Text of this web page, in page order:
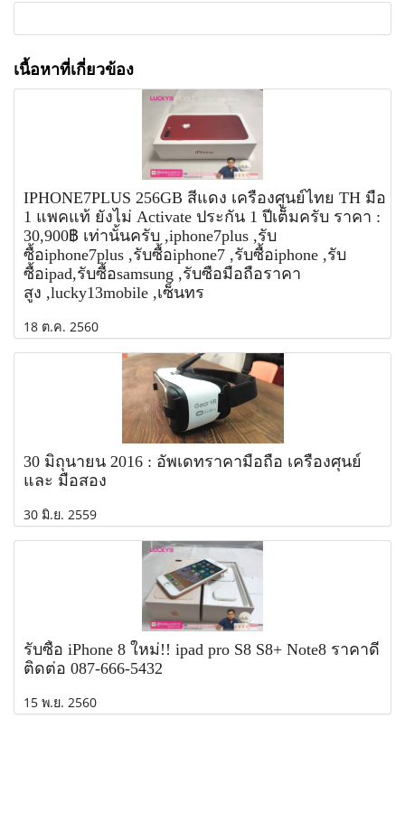
เนื้อหาที่เกี่ยวข้อง
IPHONE7PLUS 256GB สีแดง เครื่องศูนย์ไทย TH มือ
1 แพคแท้ ยังไม่ Activate ประกัน 1 ปีเต็มครับ ราคา :
30,900฿ เท่านั้นครับ ,iphone7plus ,รับ
ซื้อiphone7plus ,รับซื้อiphone7 ,รับซื้อiphone ,รับ
ซื้อipad,รับซื้อsamsung ,รับซือมือถือราคา
สูง ,lucky13mobile ,เซ็นทร
18 ต.ค. 2560
30 มิถุนายน 2016 : อัพเดทราคามือถือ เครื่องศุนย์
และ มือสอง
30 มิ.ย. 2559
รับซื้อ iPhone 8 ใหม่!! ipad pro S8 S8+ Note8 ราคาดี
ติดต่อ 087-666-5432
15 พ.ย. 2560